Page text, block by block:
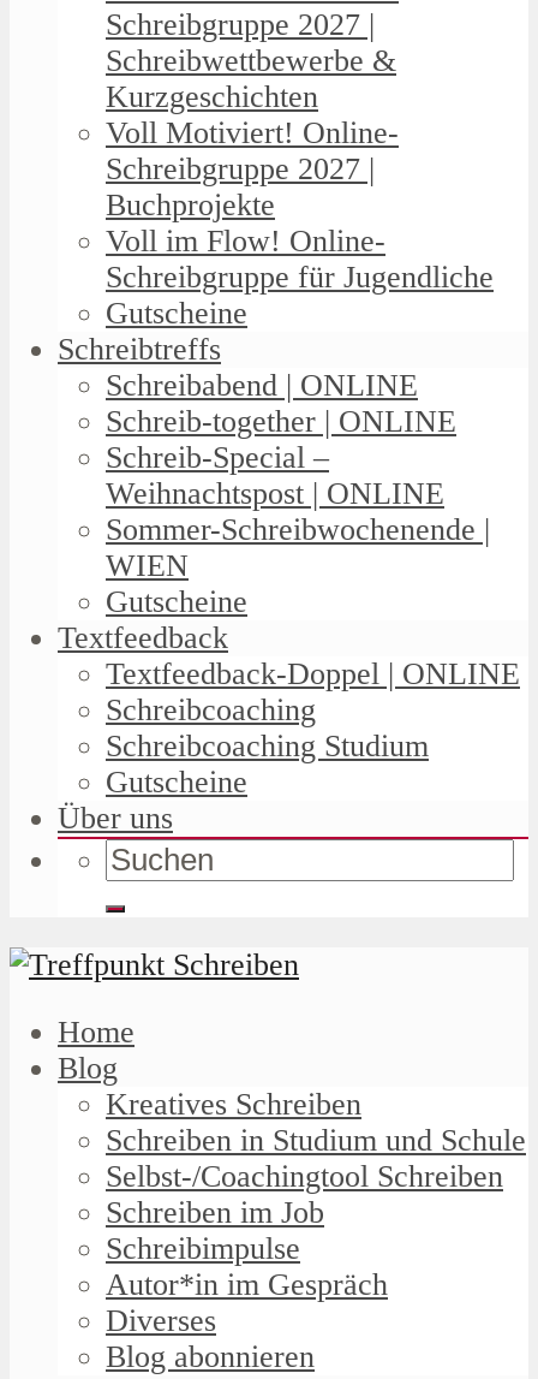
Schreibgruppe 2027 |
Schreibwettbewerbe &
Kurzgeschichten
Voll Motiviert! Online-
Schreibgruppe 2027 |
Buchprojekte
Voll im Flow! Online-
Schreibgruppe für Jugendliche
Gutscheine
Schreibtreffs
Schreibabend | ONLINE
Schreib-together | ONLINE
Schreib-Special –
Weihnachtspost | ONLINE
Sommer-Schreibwochenende |
WIEN
Gutscheine
Textfeedback
Textfeedback-Doppel | ONLINE
Schreibcoaching
Schreibcoaching Studium
Gutscheine
Über uns
Home
Blog
Kreatives Schreiben
Schreiben in Studium und Schule
Selbst-/Coachingtool Schreiben
Schreiben im Job
Schreibimpulse
Autor*in im Gespräch
Diverses
Blog abonnieren